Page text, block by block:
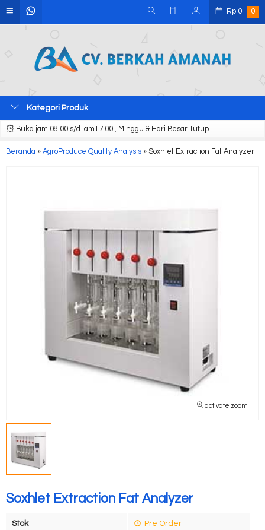
Rp 0 0
Kategori Produk
Buka jam 08.00 s/d jam17.00 , Minggu & Hari Besar Tutup
Beranda » AgroProduce Quality Analysis » Soxhlet Extraction Fat Analyzer
activate zoom
Soxhlet Extraction Fat Analyzer
Stok Pre Order